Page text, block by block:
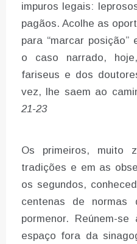
impuros legais:
pagãos. Acolhe as
para “marcar
o caso narrado,
fariseus e dos
vez, lhe saem ao
21-23
Os primeiros, muito
tradições e em as
os segundos,
centenas de normas
pormenor. Reúnem-
espaço fora da